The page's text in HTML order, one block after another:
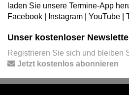
laden Sie unsere Termine-App
Facebook
Instagram YouTube
Unser kostenloser
Registrieren Sie sich und bleiben
Jetzt kostenlos abonnieren